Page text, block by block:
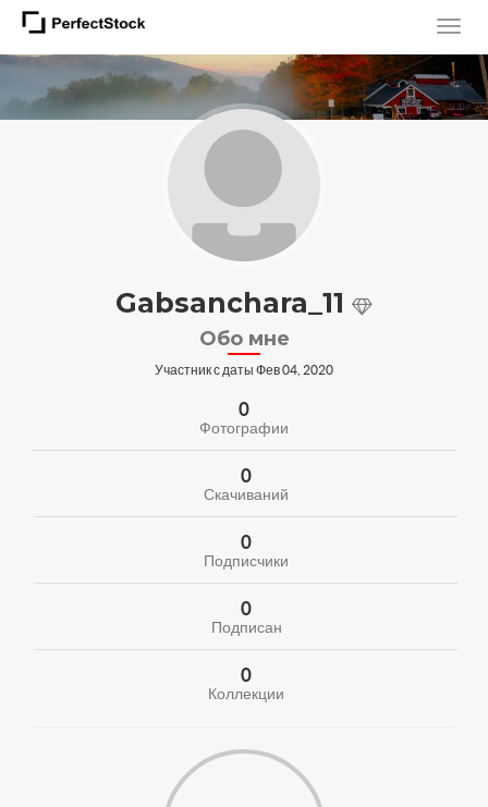
Gabsanchara_11
Обо мне
Участник с даты Фев 04, 2020
0
Фотографии
0
Скачиваний
0
Подписчики
0
Подписан
0
Коллекции